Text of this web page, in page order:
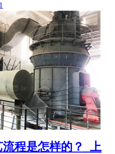
程是怎样的？_上